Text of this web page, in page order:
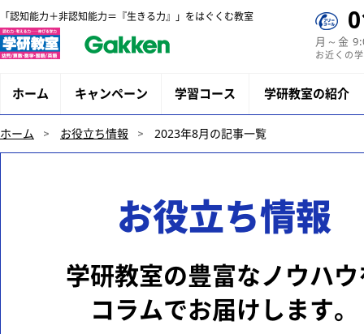
「認知能力＋非認知能力＝『生きる力』」をはぐくむ教室
月～金
お近くの
ホーム キャンペーン 学習コース 学研教室の紹介
ホーム お役立ち情報 2023年8月の記事一覧
お役立ち情報
学研教室の豊富なノウハ
コラムでお届けします。